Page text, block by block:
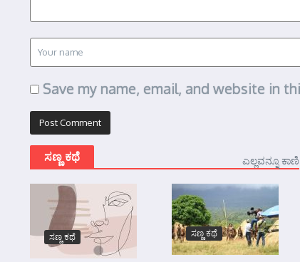
Save my name, email, and website in
ಸಣ್ಣ ಕಥೆ ಎಲ್ಲವನ್ನೂ ಕಾಣಿ
ಸಣ್ಣ ಕಥೆ ಸಣ್ಣ ಕಥೆ